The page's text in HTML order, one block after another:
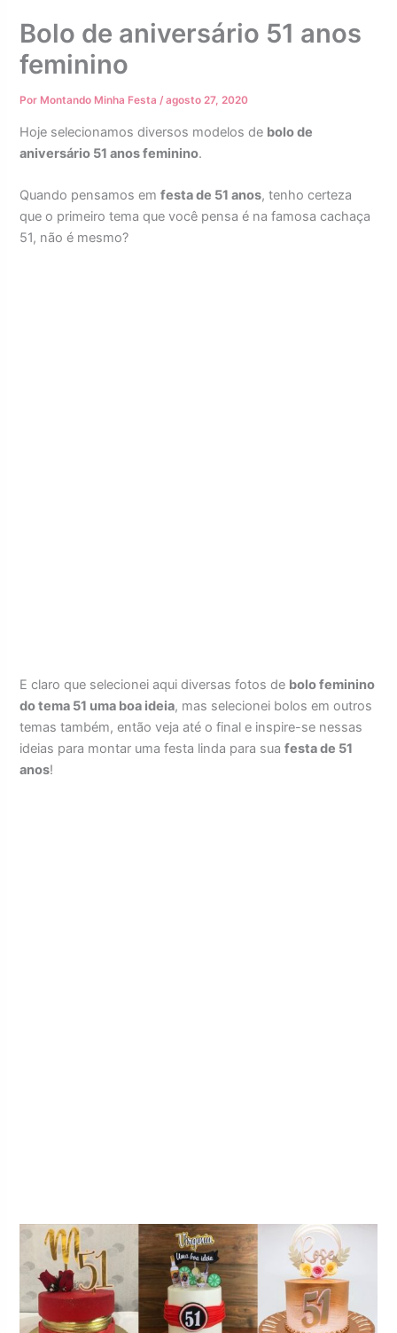
Bolo de aniversário 51 anos
feminino
Por Montando Minha Festa/agosto 27, 2020
Hoje selecionamos diversos modelos de bolo de
aniversário 51 anos feminino.
Quando pensamos emfesta de 51 anos, tenho certeza
que o primeiro tema que você pensa é na famosa cachaça
51, não é mesmo?
E claro que selecionei aqui diversas fotos de bolo feminino
do tema 51 uma boa ideia, mas selecionei bolos em outros
temas também, então veja até o final e inspire-se nessas
ideias para montar uma festa linda para suafesta de 51
anos!